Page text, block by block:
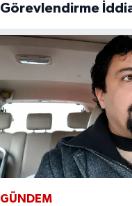
Görevlendirme
GÜNDEM